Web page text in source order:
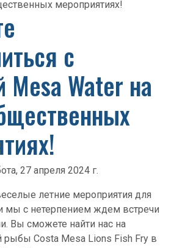
мероприятиях!
с
Mesa Water на
27 апреля 2024 г.
летние мероприятия для
мы с нетерпением ждем встречи
Вы сможете найти нас на
рыбы Costa Mesa Lions Fish Fry в